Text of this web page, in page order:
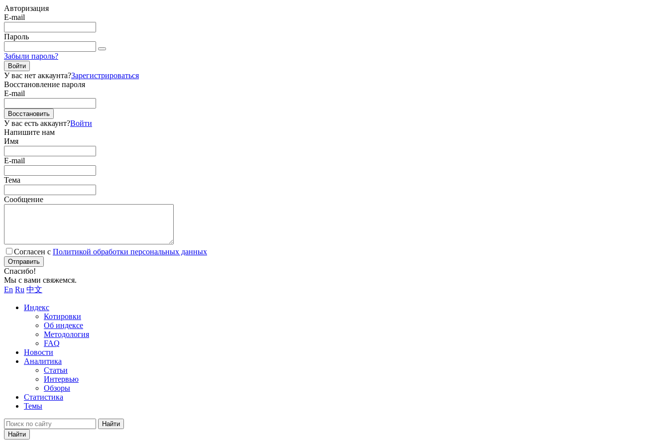
Авторизация
E-mail
Пароль
Забыли пароль?
Войти
У вас нет аккаунта?Зарегистрироваться
Восстановление пароля
E-mail
Восстановить
У вас есть аккаунт?Войти
Напишите нам
Имя
E-mail
Тема
Сообщение
Согласен с Политикой обработки персональных данных
Отправить
Спасибо!
Мы с вами свяжемся.
En Ru 中文
Индекс
Котировки
Об индексе
Методология
FAQ
Новости
Аналитика
Статьи
Интервью
Обзоры
Статистика
Темы
Найти
Найти